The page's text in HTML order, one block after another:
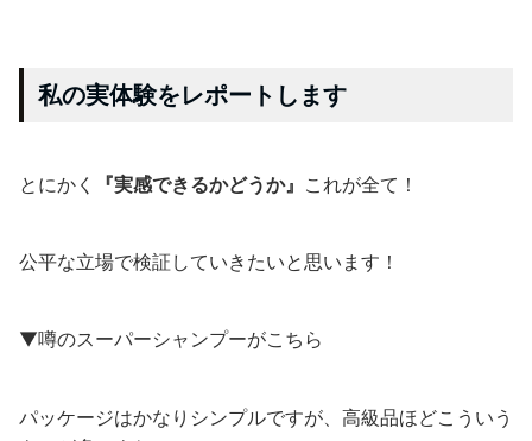
私の実体験をレポートします
とにかく 『実感できるかどうか』 これが全て！
公平な立場で検証していきたいと思います！
▼噂のスーパーシャンプーがこちら
パッケージはかなりシンプルですが、高級品ほどこういう